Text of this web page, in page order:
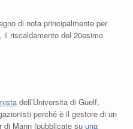
di nota principalmente per
riscaldamento del 20esimo
dell’Universita di Guelf,
perché è il gestore di un
Mann (pubblicate su una